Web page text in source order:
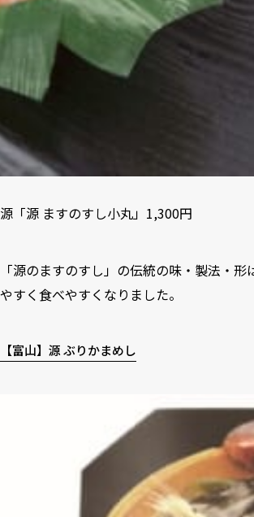
源「源 ますのすし小丸」1,300円
「源のますのすし」の伝統の味・製法・
やすく食べやすくなりました。
【富山】源 ぶりかまめし